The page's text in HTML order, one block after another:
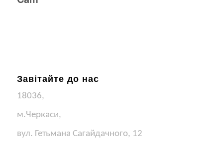
Завітайте до нас
18036,
м.Черкаси,
вул. Гетьмана Сагайдачного, 12